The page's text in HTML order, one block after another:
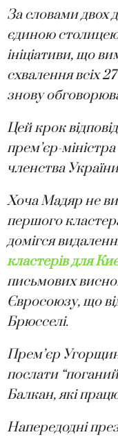
За словами двох
єдиною
ініціативи, що
схвалення всіх
знову
Цей крок
прем’єр-
членства
Хоча Мадяр не
першого
домігся
кластерів для
письмових
Євросоюзу, що
Брюсселі.
Прем’єр
послати
Балкан, які
Напередодні